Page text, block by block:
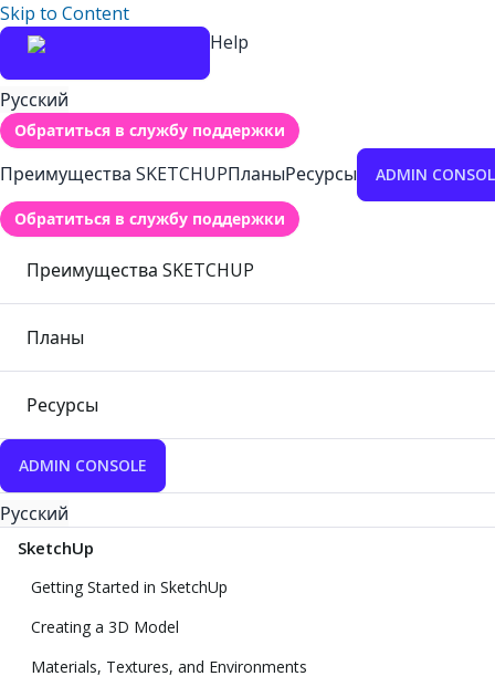
Skip to Content
Help
Русский
Обратиться в службу поддержки
Преимущества SKETCHUPПланыРесурсы ADMIN
Обратиться в службу поддержки
Преимущества SKETCHUP
Планы
Ресурсы
ADMIN CONSOLE
Русский
SketchUp
Getting Started in SketchUp
Creating a 3D Model
Materials, Textures, and Environments